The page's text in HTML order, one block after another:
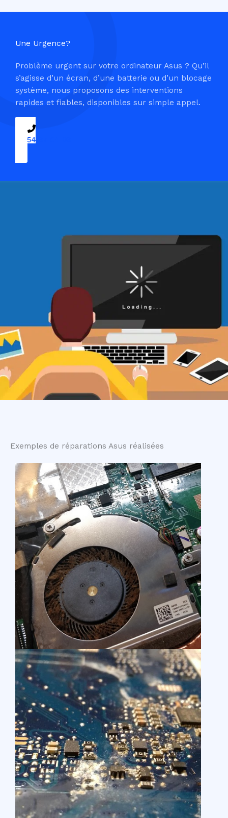
Une Urgence?
Problème urgent sur votre ordinateur Asus ? Qu’il
s’agisse d’un écran, d’une batterie ou d’un blocage
système, nous proposons des interventions
rapides et fiables, disponibles sur simple appel.
09 54 37 04 03
Exemples de réparations Asus réalisées